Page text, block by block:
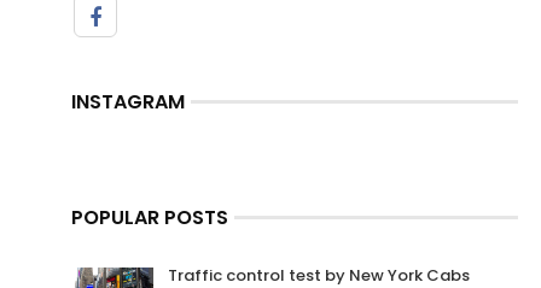
INSTAGRAM
POPULAR POSTS
Traffic control test by New York Cabs